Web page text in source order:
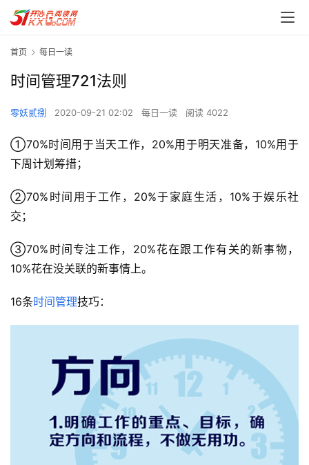
首页 每日一读
时间管理721法则
零妖贰捌 2020-09-21 02:02 每日一读 阅读 4022
①70%时间用于当天工作，20%用于明天准备，10%用于
下周计划筹措；
②70%时间用于工作，20%于家庭生活，10%于娱乐社
交；
③70%时间专注工作，20%花在跟工作有关的新事物，
10%花在没关联的新事情上。
16条时间管理技巧：